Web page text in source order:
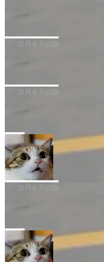
自研的多个文生3D和...
整性保护。效果是：吞吐量提升
让语音识别不再只是听清，而是
w 不要求标准普通话，方言识别
新和少量网页兼容性修复版本
容提供的字体时出现的几个问题
质的最低采样率）的音频格式将
SS 圆角虚线样式中可能存在的
的图像元素不在同一个子树中，
联 加...
白开水不加糖
发布的 Release Notes，他利
最强的若干项。对于尚未正式发
通过拉取过去一年内（从 PG
至今）的所有 commit，同样交
经过人工复核，准确度令人满
社区爱好者提供了高效跟踪新
白开水不加糖
维护工作一直与我的日常工作、
和休闲娱乐竞争时间。" 这是
ebastian Pipping 写在博客里的
他宣布了一个新消息：从 2026
他可以全职维护 libexpat 了，
库之一。你的操作系统、浏览器
施软件，很可能都在用它。而过
的人一直在用业余...
局
Firefox 153.0.3 发布
Firefox 153.0.3 现已发布，具
下： New Smart Window 包含
i> <li>现在，助手可以直接使用 Exa 的网络搜索
结果回答问题，而无需将问题转
白开水不加糖
的 npm 包。项目的核心论点是
ent 计算。真正适合的，是
工程师在这件事上没什么可谦
局
OpenAI 公开邮件和聊天记录